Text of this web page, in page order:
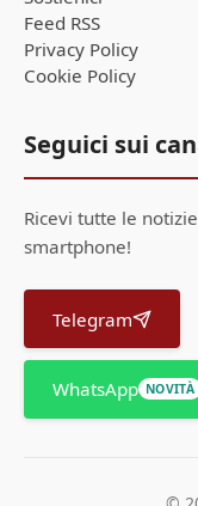
Feed RSS
Privacy Policy
Cookie Policy
Seguici sui
Ricevi tutte le
smartphone!
Telegram
WhatsApp NOVITÀ